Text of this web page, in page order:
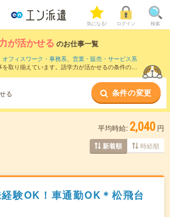
気になる! ログイン 検索
が活かせる のお仕事一覧
オフィスワーク・事務系、 営業・販売・サービス系
を取り揃えています。語学力が活かせるの条件の他
る 条件の変更
平均時給: 2,040 円
新着順 時給順
験OK！車通勤OK＊松飛台